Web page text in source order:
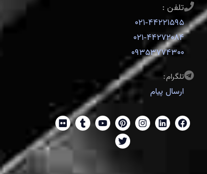
تلفن :
021-44221595
021-44272084
09353774300
تلگرام:
ارسال پیام